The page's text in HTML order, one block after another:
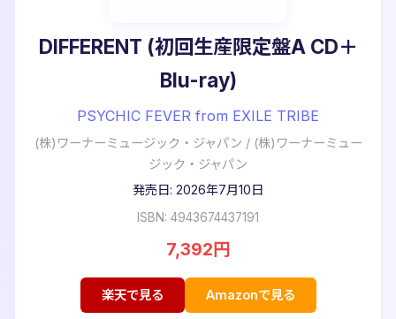
DIFFERENT (初回生産限定盤A CD＋
Blu-ray)
PSYCHIC FEVER from EXILE TRIBE
(株)ワーナーミュージック・ジャパン / (株)ワーナーミュー
ジック・ジャパン
発売日: 2026年7月10日
ISBN: 4943674437191
7,392円
楽天で見る Amazonで見る